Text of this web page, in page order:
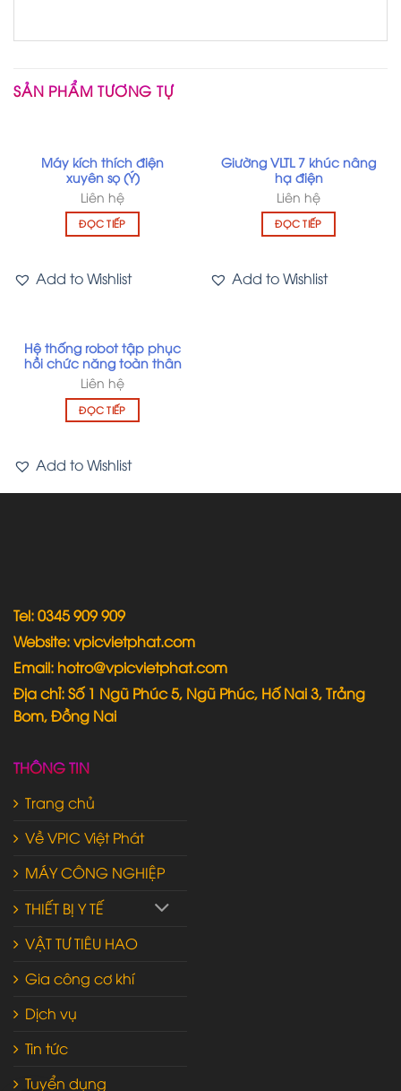
SẢN PHẨM TƯƠNG TỰ
Máy kích thích điện
xuyên sọ (Ý)
Liên hệ
ĐỌC TIẾP
Add to Wishlist
Giường VLTL 7 khúc nâng
hạ điện
Liên hệ
ĐỌC TIẾP
Add to Wishlist
Hệ thống robot tập phục
hồi chức năng toàn thân
Liên hệ
ĐỌC TIẾP
Add to Wishlist
Tel: 0345 909 909
Website: vpicvietphat.com
Email: hotro@vpicvietphat.com
Địa chỉ: Số 1 Ngũ Phúc 5, Ngũ Phúc, Hố Nai 3, Trảng
Bom, Đồng Nai
THÔNG TIN
Trang chủ
Về VPIC Việt Phát
MÁY CÔNG NGHIỆP
THIẾT BỊ Y TẾ
VẬT TƯ TIÊU HAO
Gia công cơ khí
Dịch vụ
Tin tức
Tuyển dụng